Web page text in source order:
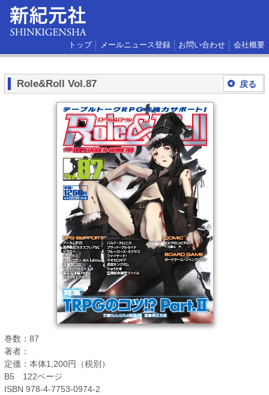
トップ メールニュース登録 お問い合わせ 会社概要
戻る
Role&Roll Vol.87
巻数：87
著者：
定価：本体1,200円（税別）
B5 122ページ
ISBN 978-4-7753-0974-2